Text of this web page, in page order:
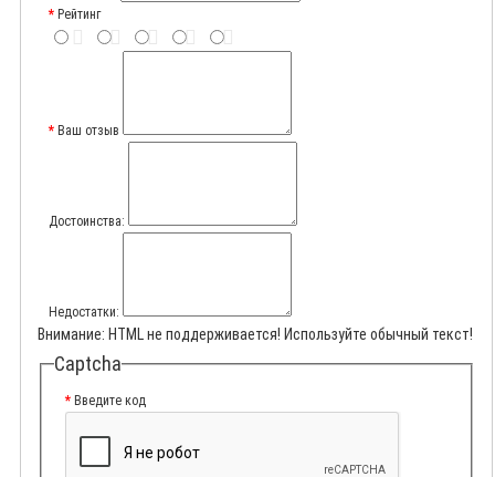
Рейтинг
Ваш отзыв
Достоинства:
Недостатки:
Внимание: HTML не поддерживается! Используйте обычный текст!
Captcha
Введите код